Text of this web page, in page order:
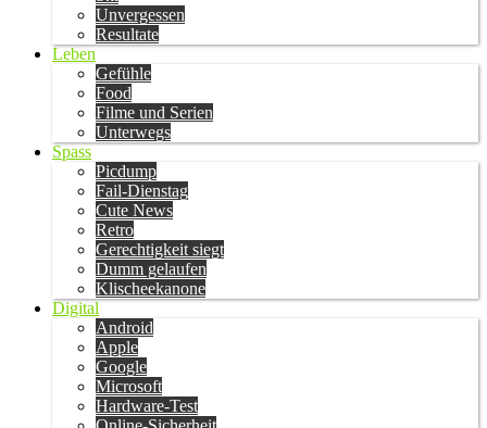
Unvergessen
Resultate
Leben
Gefühle
Food
Filme und Serien
Unterwegs
Spass
Picdump
Fail-Dienstag
Cute News
Retro
Gerechtigkeit siegt
Dumm gelaufen
Klischeekanone
Digital
Android
Apple
Google
Microsoft
Hardware-Test